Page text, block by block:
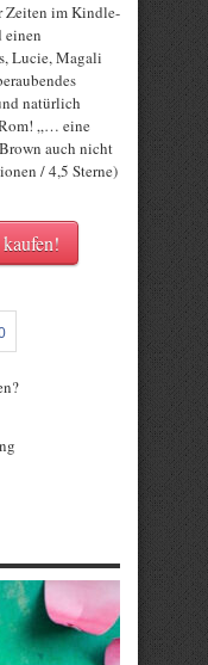
Zeiten im Kindle-
einen
Lucie, Magali
natürlich
„… eine
auch nicht
/ 4,5 Sterne)